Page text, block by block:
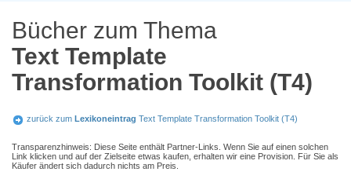
Bücher zum Thema
Text Template
Transformation Toolkit (T4)
zurück zum Lexikoneintrag Text Template Transformation Toolkit (T4)
Transparenzhinweis: Diese Seite enthält Partner-Links. Wenn Sie auf einen solchen
Link klicken und auf der Zielseite etwas kaufen, erhalten wir eine Provision. Für Sie als
Käufer ändert sich dadurch nichts am Preis.